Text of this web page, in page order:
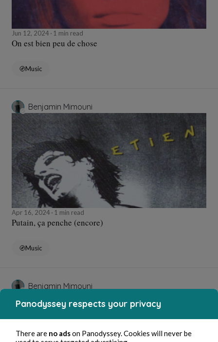
Jun 12, 2024 1 min read
On est bien peu de chose
Music
Benjamin Mimouni
Apr 16, 2024 1 min read
Putain, ça penche (encore)
Music
Benjamin Mimouni
Panodyssey respects your privacy
There are no adson Panodyssey. Cookies will never be